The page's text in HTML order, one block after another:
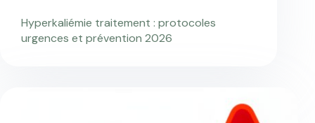
Hyperkaliémie traitement : protocoles
urgences et prévention 2026